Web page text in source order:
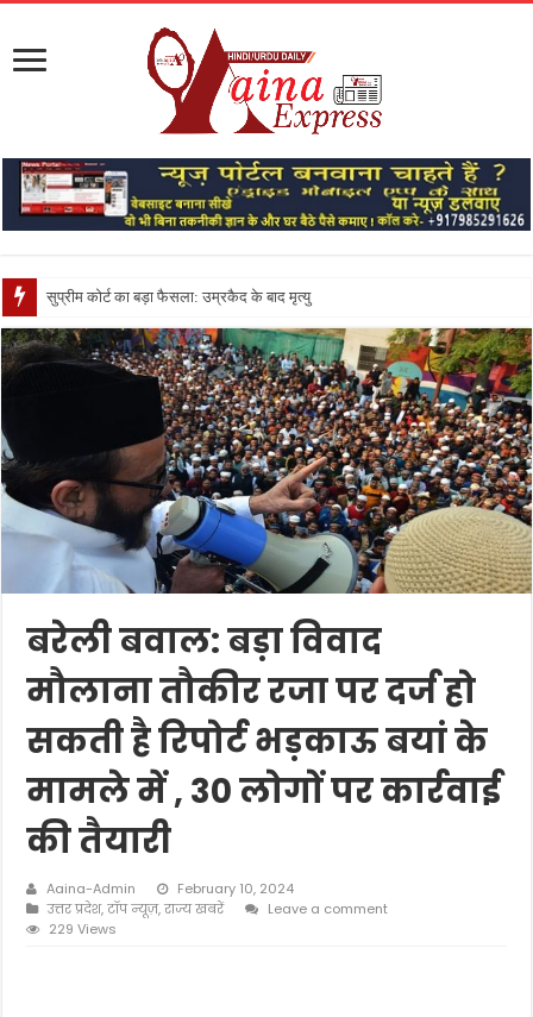
सुप्रीम कोर्ट का बड़ा फैसला: उम्रकैद के बाद मृत्यु तक जेल में रखने की
बरेली बवाल: बड़ा विवाद
मौलाना तौकीर रजा पर दर्ज हो
सकती है रिपोर्ट भड़काऊ बयां के
मामले में , 30 लोगों पर कार्रवाई
की तैयारी
Aaina-Admin
February 10, 2024
उत्तर प्रदेश,टॉप न्यूज़,राज्य खबरें
Leave a comment
229 Views